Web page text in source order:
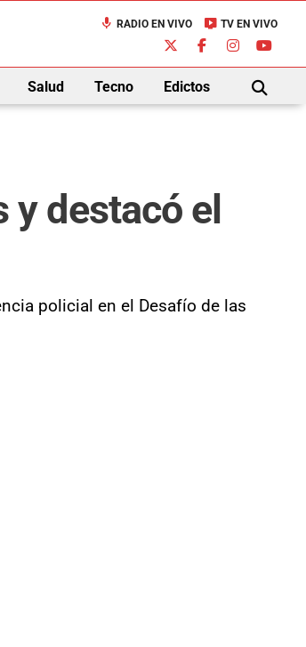
mic RADIO EN VIVO live_tv TV EN VIVO
Salud Tecno Edictos
BUSCAR
y destacó el
policial en el Desafío de las